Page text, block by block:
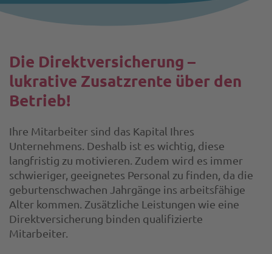
Die Direktversicherung –
lukrative Zusatzrente über den
Betrieb!
Ihre Mitarbeiter sind das Kapital Ihres
Unternehmens. Deshalb ist es wichtig, diese
langfristig zu motivieren. Zudem wird es immer
schwieriger, geeignetes Personal zu finden, da die
geburtenschwachen Jahrgänge ins arbeitsfähige
Alter kommen. Zusätzliche Leistungen wie eine
Direktversicherung binden qualifizierte
Mitarbeiter.